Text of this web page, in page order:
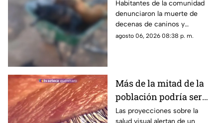
env3nen4miento de al
menos 23 perros en
esta zona de Querétaro:
IMAGENES SENSIBLES
Habitantes de la comunidad
denunciaron la muerte de
decenas de caninos y
solicitaron que se esclarezcan
agosto 06, 2026 08:38 p. m.
Más de la mitad de la
población podría ser
miope en 2050;
Las proyecciones sobre la